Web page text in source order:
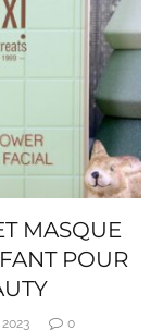
MASQUE
POUR
0